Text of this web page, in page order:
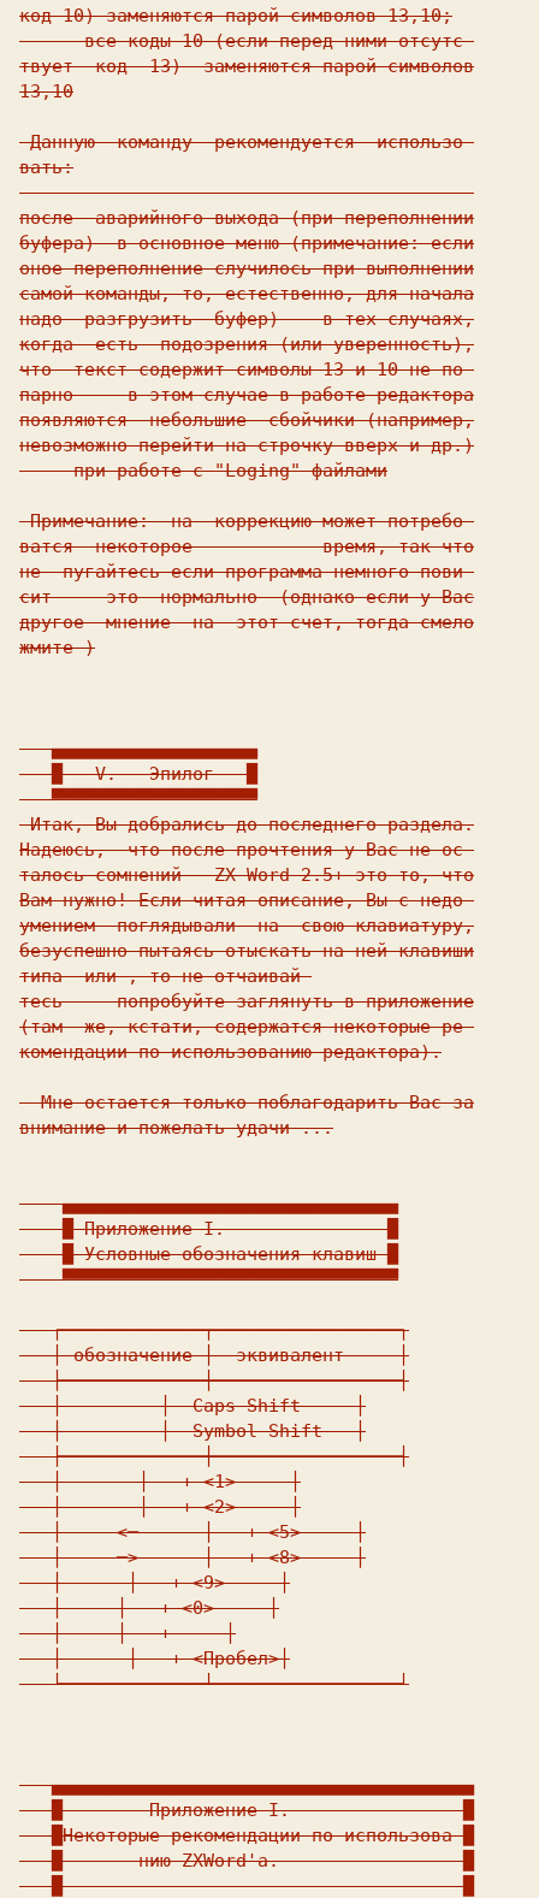
код 10) заменяются парой символов 13,10;
   -  все коды 10 (если перед ними отсутс-
твует  код  13)  заменяются парой символов
13,10
Данную  команду  рекомендуется  использо-
вать:
------------------------------------------
после  аварийного выхода (при переполнении
буфера)  в основное меню (примечание: если
оное переполнение случилось при выполнении
самой команды, то, естественно, для начала
надо  разгрузить  буфер)  - в тех случаях,
когда  есть  подозрения (или уверенность),
что  текст содержит символы 13 и 10 не по-
парно  -  в этом случае в работе редактора
появляются  небольшие  сбойчики (например,
невозможно перейти на строчку вверх и др.)
   - при работе с "Loging" файлами
Примечание:  на  коррекцию может потребо-
ватся  некоторое ---------- время, так что
не  пугайтесь если программа немного пови-
сит  -  это  нормально  (однако если у Вас
другое  мнение  на  этот счет, тогда смело
жмите )
   ▄▄▄▄▄▄▄▄▄▄▄▄▄▄▄▄▄▄▄
   █   V.   Эпилог   █
   ▀▀▀▀▀▀▀▀▀▀▀▀▀▀▀▀▀▀▀
Итак, Вы добрались до последнего раздела.
Надеюсь,  что после прочтения у Вас не ос-
талось сомнений - ZX Word 2.5+ это то, что
Вам нужно! Если читая описание, Вы с недо-
умением  поглядывали  на  свою клавиатуру,
безуспешно пытаясь отыскать на ней клавиши
типа или , то не отчаивай-
тесь  -  попробуйте заглянуть в приложение
(там  же, кстати, содержатся некоторые ре-
комендации по использованию редактора).
  Мне остается только поблагодарить Вас за
внимание и пожелать удачи ...
    ▄▄▄▄▄▄▄▄▄▄▄▄▄▄▄▄▄▄▄▄▄▄▄▄▄▄▄▄▄▄▄
    █ Приложение I.               █
    █ Условные обозначения клавиш █
    ▀▀▀▀▀▀▀▀▀▀▀▀▀▀▀▀▀▀▀▀▀▀▀▀▀▀▀▀▀▀▀
   ┌─────────────┬─────────────────┐
   │ обозначение │  эквивалент     │
   ├─────────────┼─────────────────┤
   │
     │  Caps Shift     │
   │
     │  Symbol Shift   │
   ├─────────────┼─────────────────┤
   │
    │
+ <1>     │
   │
    │
+ <2>     │
   │     <─      │
+ <5>     │
   │     ─>      │
+ <8>     │
   │
    │
+ <9>     │
   │
   │
+ <0>     │
   │
   │
+
    │
   │
    │
+ <Пробел>│
   └─────────────┴─────────────────┘
   ▄▄▄▄▄▄▄▄▄▄▄▄▄▄▄▄▄▄▄▄▄▄▄▄▄▄▄▄▄▄▄▄▄▄▄▄▄▄▄
   █        Приложение I.                █
   █Некоторые рекомендации по использова-█
   █       нию ZXWord'a.                 █
   █                                     █